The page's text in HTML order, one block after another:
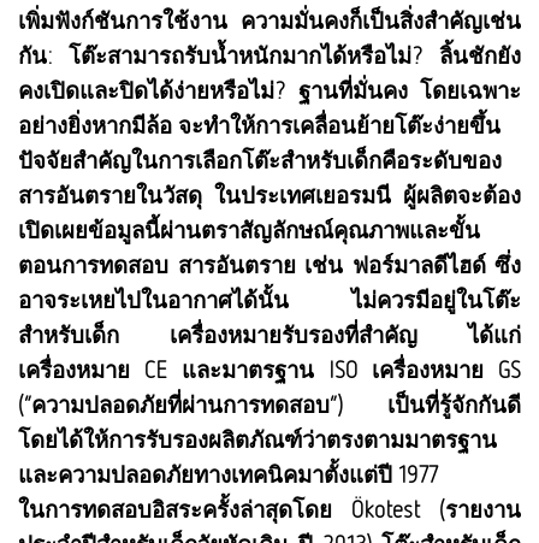
เพิ่มฟังก์ชันการใช้งาน ความมั่นคงก็เป็นสิ่งสำคัญเช่น
กัน: โต๊ะสามารถรับน้ำหนักมากได้หรือไม่? ลิ้นชักยัง
คงเปิดและปิดได้ง่ายหรือไม่? ฐานที่มั่นคง โดยเฉพาะ
อย่างยิ่งหากมีล้อ จะทำให้การเคลื่อนย้ายโต๊ะง่ายขึ้น
ปัจจัยสำคัญในการเลือกโต๊ะสำหรับเด็กคือระดับของ
สารอันตรายในวัสดุ ในประเทศเยอรมนี ผู้ผลิตจะต้อง
เปิดเผยข้อมูลนี้ผ่านตราสัญลักษณ์คุณภาพและขั้น
ตอนการทดสอบ สารอันตราย เช่น ฟอร์มาลดีไฮด์ ซึ่ง
อาจระเหยไปในอากาศได้นั้น ไม่ควรมีอยู่ในโต๊ะ
สำหรับเด็ก เครื่องหมายรับรองที่สำคัญ ได้แก่
เครื่องหมาย CE และมาตรฐาน ISO เครื่องหมาย GS
(“ความปลอดภัยที่ผ่านการทดสอบ”) เป็นที่รู้จักกันดี
โดยได้ให้การรับรองผลิตภัณฑ์ว่าตรงตามมาตรฐาน
และความปลอดภัยทางเทคนิคมาตั้งแต่ปี 1977
ในการทดสอบอิสระครั้งล่าสุดโดย Ökotest (รายงาน